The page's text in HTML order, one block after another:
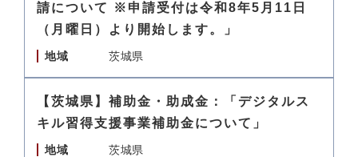
請について ※申請受付は令和8年5月11日
（月曜日）より開始します。」
地域 茨城県
【茨城県】補助金・助成金：「デジタルス
キル習得支援事業補助金について」
地域 茨城県